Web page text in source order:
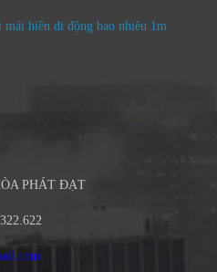
hiên di động bao nhiêu 1m
PHÁT ĐẠT